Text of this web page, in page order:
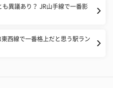
異議あり？ JR山手線で一番影
西線で一番格上だと思う駅ラン